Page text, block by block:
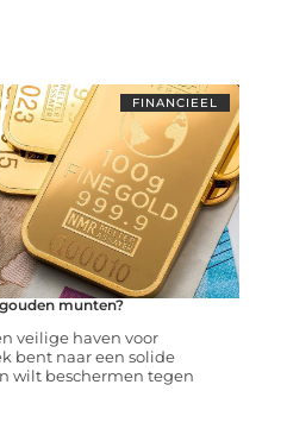
FINANCIEEL
munten?
veilige haven voor
bent naar een solide
wilt beschermen tegen